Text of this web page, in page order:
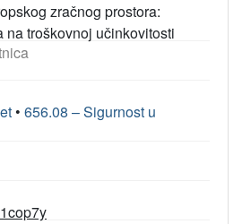
zračnog prostora:
na troškovnoj učinkovitosti
• 656.08 – Sigurnost u